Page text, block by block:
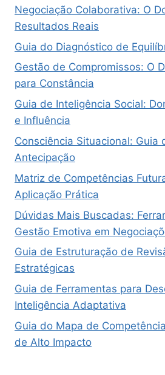
Negociação Colaborativa: O
Resultados Reais
Guia do Diagnóstico de
Gestão de Compromissos: O
para Constância
Guia de Inteligência Social:
e Influência
Consciência Situacional: Guia
Antecipação
Matriz de Competências
Aplicação Prática
Dúvidas Mais Buscadas:
Gestão Emotiva em
Guia de Estruturação de
Estratégicas
Guia de Ferramentas para
Inteligência Adaptativa
Guia do Mapa de
de Alto Impacto